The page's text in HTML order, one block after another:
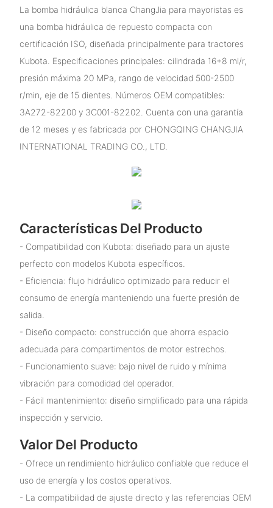
La bomba hidráulica blanca ChangJia para mayoristas es
una bomba hidráulica de repuesto compacta con
certificación ISO, diseñada principalmente para tractores
Kubota. Especificaciones principales: cilindrada 16+8 ml/r,
presión máxima 20 MPa, rango de velocidad 500-2500
r/min, eje de 15 dientes. Números OEM compatibles:
3A272-82200 y 3C001-82202. Cuenta con una garantía
de 12 meses y es fabricada por CHONGQING CHANGJIA
INTERNATIONAL TRADING CO., LTD.
Características Del Producto
- Compatibilidad con Kubota: diseñado para un ajuste
perfecto con modelos Kubota específicos.
- Eficiencia: flujo hidráulico optimizado para reducir el
consumo de energía manteniendo una fuerte presión de
salida.
- Diseño compacto: construcción que ahorra espacio
adecuada para compartimentos de motor estrechos.
- Funcionamiento suave: bajo nivel de ruido y mínima
vibración para comodidad del operador.
- Fácil mantenimiento: diseño simplificado para una rápida
inspección y servicio.
Valor Del Producto
- Ofrece un rendimiento hidráulico confiable que reduce el
uso de energía y los costos operativos.
- La compatibilidad de ajuste directo y las referencias OEM